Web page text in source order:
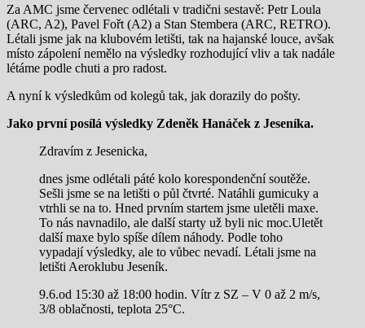
Za AMC jsme červenec odlétali v tradični sestavě: Petr Loula
(ARC, A2), Pavel Fořt (A2) a Stan Stembera (ARC, RETRO).
Létali jsme jak na klubovém letišti, tak na hajanské louce, avšak
místo zápolení nemělo na výsledky rozhodující vliv a tak nadále
létáme podle chuti a pro radost.
A nyní k výsledkům od kolegů tak, jak dorazily do pošty.
Jako první posílá výsledky Zdeněk Hanáček z Jeseníka.
Zdravím z Jesenicka,
dnes jsme odlétali páté kolo korespondenční soutěže.
Sešli jsme se na letišti o půl čtvrté. Natáhli gumicuky a
vtrhli se na to. Hned prvním startem jsme uletěli maxe.
To nás navnadilo, ale další starty už byli nic moc.Uletět
další maxe bylo spíše dílem náhody. Podle toho
vypadají výsledky, ale to vůbec nevadí. Létali jsme na
letišti Aeroklubu Jeseník.
9.6.od 15:30 až 18:00 hodin. Vítr z SZ – V 0 až 2 m/s,
3/8 oblačnosti, teplota 25°C.